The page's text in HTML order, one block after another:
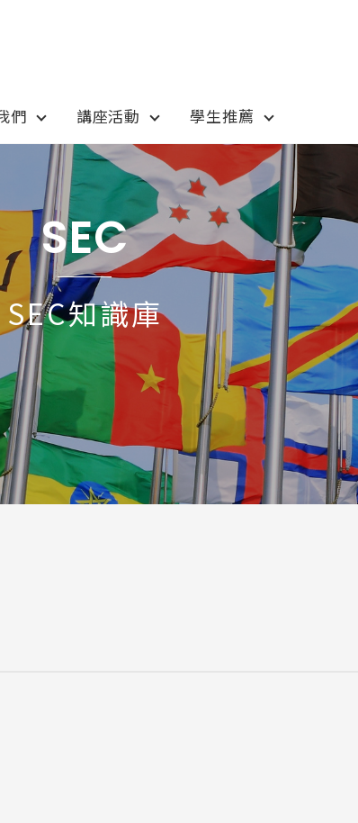
們 講座活動 學生推薦
Program
課程選擇
語言學校
國高中小學校
專業技職｜海外工讀
寒暑假遊學團
學士碩士
SEC
SEC知識庫